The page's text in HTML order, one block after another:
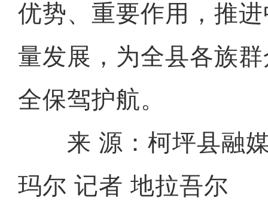
优势、重要作用，推
量发展，为全县各族
全保驾护航。
来 源：柯坪县融媒
玛尔 记者 地拉吾尔